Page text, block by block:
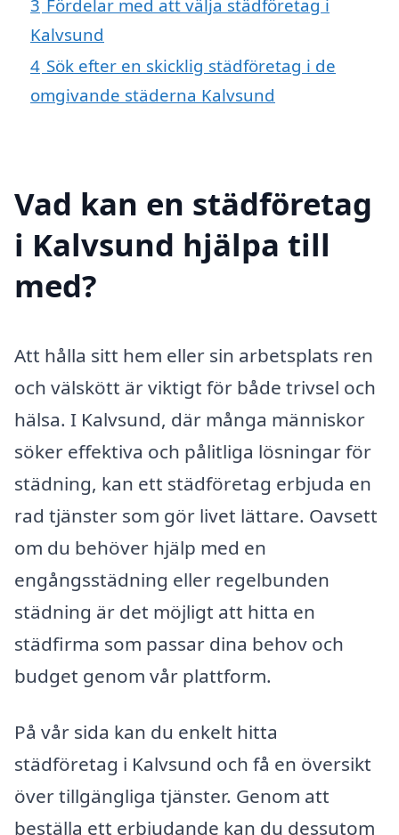
3 Fördelar med att välja städföretag i
Kalvsund
4 Sök efter en skicklig städföretag i de
omgivande städerna Kalvsund
Vad kan en städföretag
i Kalvsund hjälpa till
med?
Att hålla sitt hem eller sin arbetsplats ren
och välskött är viktigt för både trivsel och
hälsa. I Kalvsund, där många människor
söker effektiva och pålitliga lösningar för
städning, kan ett städföretag erbjuda en
rad tjänster som gör livet lättare. Oavsett
om du behöver hjälp med en
engångsstädning eller regelbunden
städning är det möjligt att hitta en
städfirma som passar dina behov och
budget genom vår plattform.
På vår sida kan du enkelt hitta
städföretag i Kalvsund och få en översikt
över tillgängliga tjänster. Genom att
beställa ett erbjudande kan du dessutom